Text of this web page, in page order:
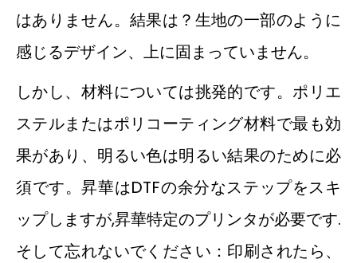
はありません。結果は？生地の一部のように
感じるデザイン、上に固まっていません。
しかし、材料については挑発的です。ポリエ
ステルまたはポリコーティング材料で最も効
果があり、明るい色は明るい結果のために必
須です。昇華はDTFの余分なステップをスキ
ップしますが,昇華特定のプリンタが必要です.
そして忘れないでください：印刷されたら、